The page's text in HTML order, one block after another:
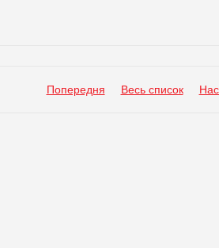
Попередня Весь список